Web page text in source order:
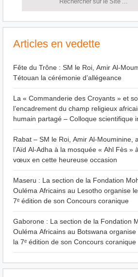
Articles en vedette
Fête du Trône : SM le Roi, Amir Al-
Tétouan la cérémonie d’allégeance
La « Commanderie des Croyants » et
l’encadrement du champ religieux
humain partagé – Colloque scientifique
Rabat – SM le Roi, Amir Al-Mouminine,
l’Aïd Al-Adha à la mosquée « Ahl Fès »
vœux en cette heureuse occasion
Maseru : La section de la Fondation
Ouléma Africains au Lesotho organise
7ᵉ édition de son Concours coranique
Gaborone : La section de la Fondation
Ouléma Africains au Botswana
la 7ᵉ édition de son Concours coranique